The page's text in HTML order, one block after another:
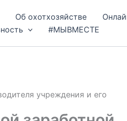
Об охотхозяйстве
#МЫВМЕСТЕ
учреждения и его